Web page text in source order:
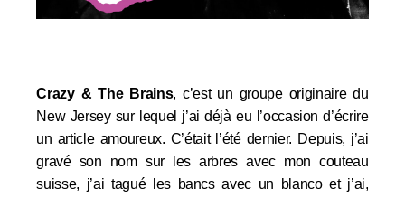
Crazy & The Brains, c’est un groupe originaire du
New Jersey sur lequel j’ai déjà eu l’occasion d’écrire
un article amoureux. C’était l’été dernier. Depuis, j’ai
gravé son nom sur les arbres avec mon couteau
suisse, j’ai tagué les bancs avec un blanco et j’ai,